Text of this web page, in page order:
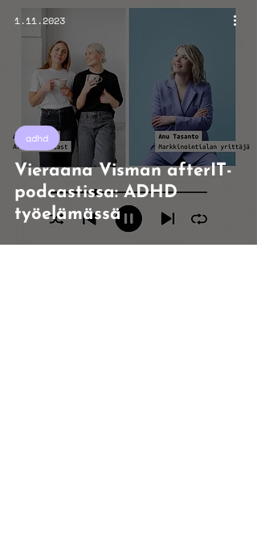
Vieraana Visman afterIT-
podcastissa: ADHD
työelämässä
adhd
1.11.2023